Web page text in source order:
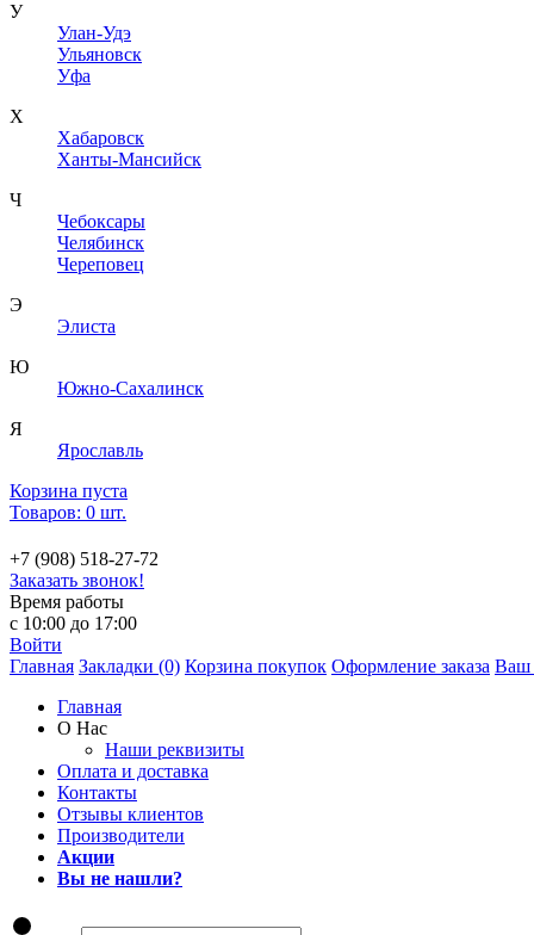
У
Улан-Удэ
Ульяновск
Уфа
Х
Хабаровск
Ханты-Мансийск
Ч
Чебоксары
Челябинск
Череповец
Э
Элиста
Ю
Южно-Сахалинск
Я
Ярославль
Корзина пуста
Товаров: 0 шт.
+7 (908) 518-27-72
Заказать звонок!
Время работы
с 10:00 до 17:00
Войти
Главная Закладки (0) Корзина покупок Оформление заказа Ваш
Главная
О Нас
Наши реквизиты
Оплата и доставка
Контакты
Отзывы клиентов
Производители
Акции
Вы не нашли?